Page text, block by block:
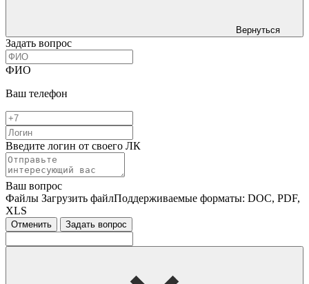
Вернуться
Задать вопрос
ФИО
Ваш телефон
Введите логин от своего ЛК
Ваш вопрос
Файлы Загрузить файлПоддерживаемые форматы: DOC, PDF,
XLS
Отменить Задать вопрос